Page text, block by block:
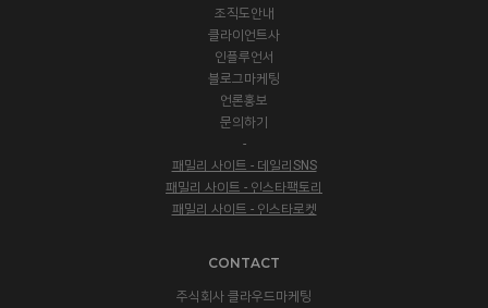
조직도안내
클라이언트사
인플루언서
블로그마케팅
언론홍보
문의하기
-
패밀리 사이트 - 데일리SNS
패밀리 사이트 - 인스타팩토리
패밀리 사이트 - 인스타로켓
CONTACT
주식회사 클라우드마케팅